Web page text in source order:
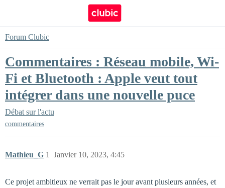
Forum Clubic
Commentaires : Réseau mobile, Wi-
Fi et Bluetooth : Apple veut tout
intégrer dans une nouvelle puce
Débat sur l'actu
commentaires
Mathieu_G Janvier 10, 2023, 4:45
1
Ce projet ambitieux ne verrait pas le jour avant plusieurs années, et